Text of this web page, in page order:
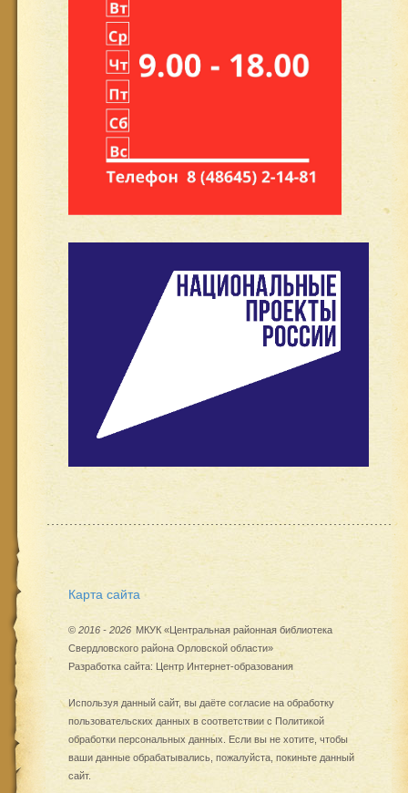
Карта сайта
© 2016 - 2026 МКУК «Центральная районная библиотека
Свердловского района Орловской области»
Разработка сайта: Центр Интернет-образования
Используя данный сайт, вы даёте согласие на обработку
пользовательских данных в соответствии с Политикой
обработки персональных данных . Если вы не хотите, чтобы
ваши данные обрабатывались, пожалуйста, покиньте данный
сайт.